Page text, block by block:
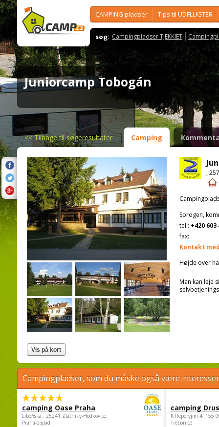
CAMPING pladser Tips til UDFLUGTER
søg: Campingpladser TJEKKIET
Juniorcamp Tobogán
<<Tilbage til søgeresultater Camping
,
Sprogen,
tel.: +420 603
fax:
Kontakt
Højde over
Man kan leje
Campingpladser, som du måske også være
camping Oase Praha
Libeňská , 25241 Zlatníky-Hodkovice,
Praha-západ
camping
K Reporyjim 4, 155
Trebonice